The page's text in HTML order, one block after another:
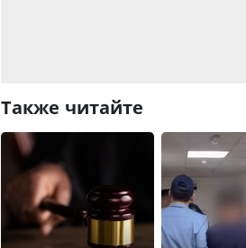
Также читайте